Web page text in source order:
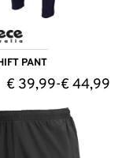
PANT
€ 39,99-€44,99